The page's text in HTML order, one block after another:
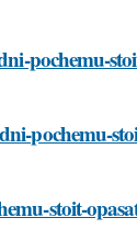
pochemu-
pochemu-
stoit-